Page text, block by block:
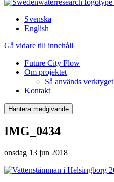
Svenska
English
Gå vidare till innehåll
Future City Flow
Om projektet
Så används verktyget
Kontakt
Hantera medgivande
IMG_0434
onsdag 13 jun 2018